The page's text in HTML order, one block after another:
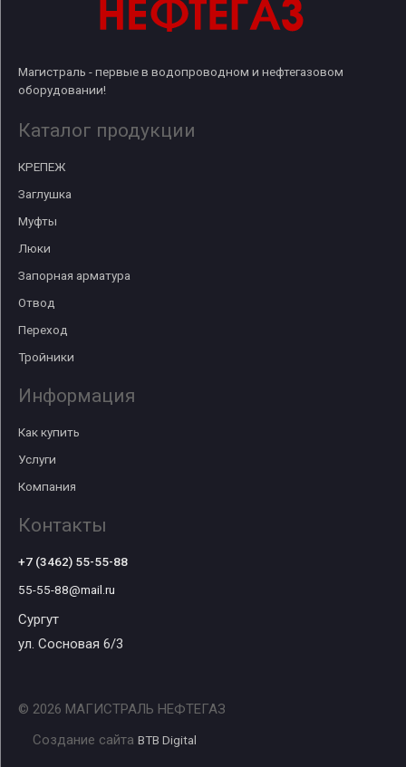
Магистраль - первые в водопроводном и нефтегазовом
оборудовании!
Каталог продукции
КРЕПЕЖ
Заглушка
Муфты
Люки
Запорная арматура
Отвод
Переход
Тройники
Информация
Как купить
Услуги
Компания
Контакты
+7 (3462) 55-55-88
55-55-88@mail.ru
Сургут
ул. Сосновая 6/3
© 2026 МАГИСТРАЛЬ НЕФТЕГАЗ
Создание сайта BTB Digital